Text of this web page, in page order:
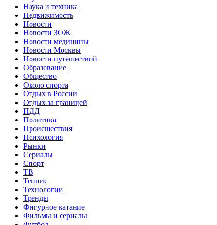
Наука и техника
Недвижимость
Новости
Новости ЗОЖ
Новости медицины
Новости Москвы
Новости путешествий
Образование
Общество
Около спорта
Отдых в России
Отдых за границей
ПДД
Политика
Происшествия
Психология
Рынки
Сериалы
Спорт
ТВ
Теннис
Технологии
Тренды
Фигурное катание
Фильмы и сериалы